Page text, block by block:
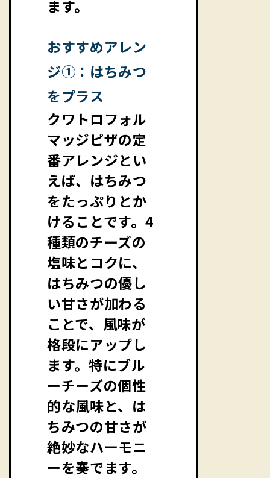
ます。
おすすめアレン
ジ①：はちみつ
をプラス
クワトロフォル
マッジピザの定
番アレンジとい
えば、はちみつ
をたっぷりとか
けることです。4
種類のチーズの
塩味とコクに、
はちみつの優し
い甘さが加わる
ことで、風味が
格段にアップし
ます。特にブル
ーチーズの個性
的な風味と、は
ちみつの甘さが
絶妙なハーモニ
ーを奏でます。